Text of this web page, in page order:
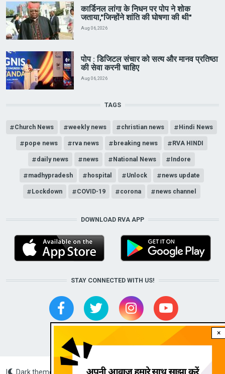
×
कार्डिनल लांगा के निधन पर पोप ने शोक
जताया,"जिन्होंने शांति की घोषणा की थी"
Aug 06, 2026
पोप : डिजिटल संचार को सत्य और मानव प्रतिष्ठा
की सेवा करनी चाहिए
Aug 06, 2026
TAGS
Church News weekly news christian news Hindi News
pope news rva news breaking news RVA HINDI
daily news news National News Indore
madhypradesh hospital Unlock news update
Lockdown COVID-19 corona news channel
DOWNLOAD RVA APP
STAY CONNECTED WITH US!
Dark theme